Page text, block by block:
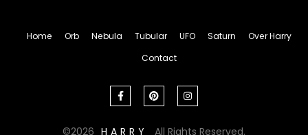
Home Orb Nebula Tubular UFO Saturn
Over Harry
Contact
2026 HARRY All Rights Reserved.